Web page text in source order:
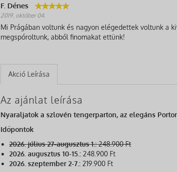
F. Dénes
2019. október 04.
Mi Prágában voltunk és nagyon elégedettek voltunk a
megspóroltunk, abból finomakat ettünk!
Akció Leírása
Az ajánlat leírása
Nyaraljatok a szlovén tengerparton, az elegáns
Időpontok
2026. július 27-augusztus 1.:248.900 Ft
2026. augusztus 10-15.: 248.900 Ft
2026. szeptember 2-7.: 219.900 Ft